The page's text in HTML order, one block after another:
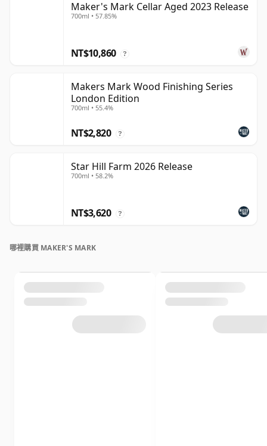
Maker's Mark Cellar Aged 2023 Release
700ml • 57.85%
NT$10,860 ?
Makers Mark Wood Finishing Series
London Edition
700ml • 55.4%
NT$2,820 ?
Star Hill Farm 2026 Release
700ml • 58.2%
NT$3,620 ?
哪裡購買 MAKER'S MARK